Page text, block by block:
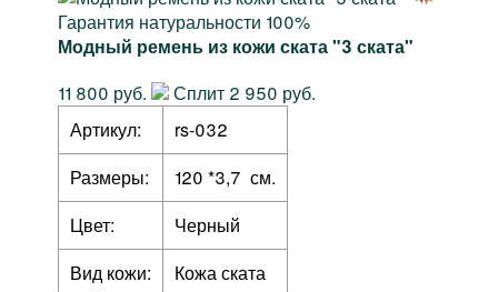
Гарантия натуральности 100%
Модный ремень из кожи ската "3 ската"
11 800 руб.
Сплит 2 950 руб.
Артикул:
rs-032
Размеры:
120 *3,7 см.
Цвет:
Черный
Вид кожи:
Кожа ската